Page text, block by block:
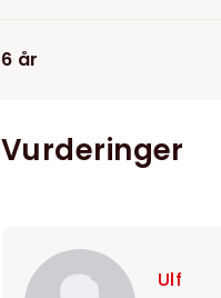
6 år
Vurderinger
Ulf